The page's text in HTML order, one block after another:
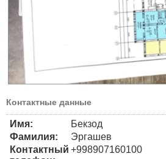
Контактные данные
Имя:
Бекзод
Фамилия:
Эргашев
Контактный +998907160100